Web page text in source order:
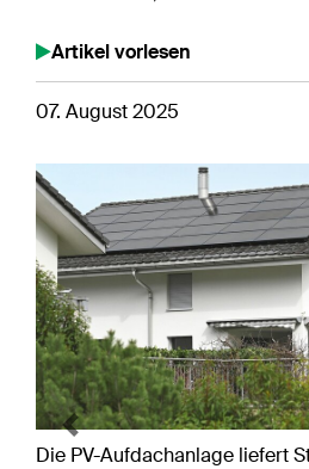
Artikel vorlesen
07. August 2025
Die PV-Aufdachanlage liefert
Previous